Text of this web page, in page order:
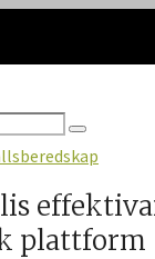
plattform